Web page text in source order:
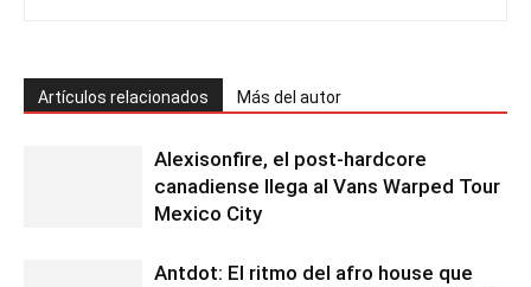
Artículos relacionados Más del autor
Alexisonfire, el post-hardcore
canadiense llega al Vans Warped Tour
Mexico City
Antdot: El ritmo del afro house que